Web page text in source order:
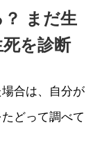
まだ生
を診断
合は、自分が
どって調べて